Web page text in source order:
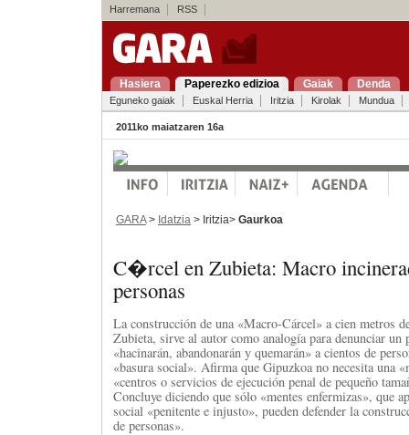
Harremana RSS
Hasiera Paperezko edizioa Gaiak Denda
Eguneko gaiak Euskal Herria Iritzia Kirolak Mundua
2011ko maiatzaren 16a
GARA> Idatzia > Iritzia> Gaurkoa
C�rcel en Zubieta: Macro
personas
La construcción de una «Macro-Cárcel» a cien metros
Zubieta, sirve al autor como analogía para denunciar un
«hacinarán, abandonarán y quemarán» a cientos de
«basura social». Afirma que Gipuzkoa no necesita una
«centros o servicios de ejecución penal de pequeño
Concluye diciendo que sólo «mentes enfermizas», que
social «penitente e injusto», pueden defender la
de personas».